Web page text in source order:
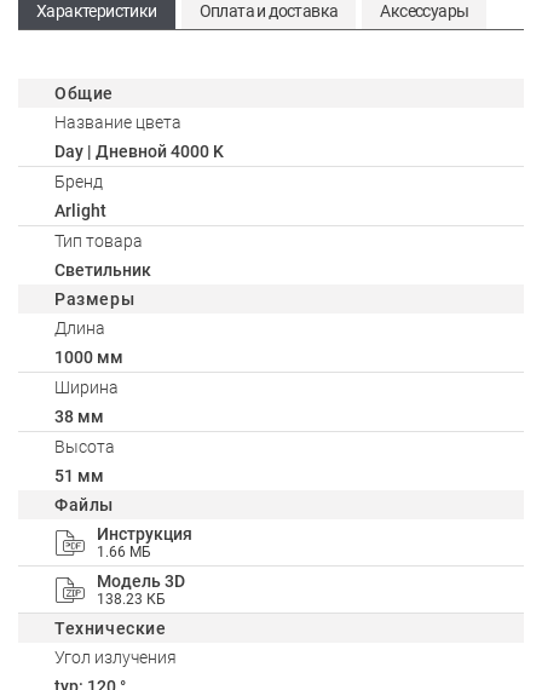
Характеристики Оплата и доставка Аксессуары
Общие
Название цвета
Day | Дневной 4000 K
Бренд
Arlight
Тип товара
Светильник
Размеры
Длина
1000 мм
Ширина
38 мм
Высота
51 мм
Файлы
Инструкция
1.66 МБ
Модель 3D
138.23 КБ
Технические
Угол излучения